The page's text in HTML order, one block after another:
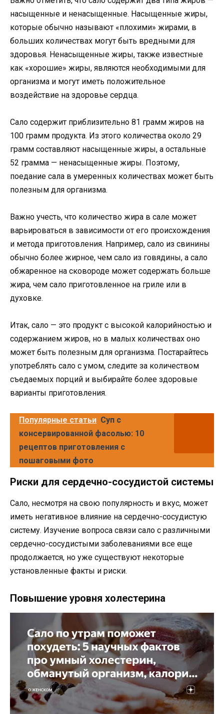
насыщенные и ненасыщенные. Насыщенные жиры,
которые обычно называют «плохими» жирами, в
больших количествах могут быть вредными для
здоровья. Ненасыщенные жиры, также известные
как «хорошие» жиры, являются необходимыми для
организма и могут иметь положительное
воздействие на здоровье сердца.
Сало содержит приблизительно 81 грамм жиров на
100 грамм продукта. Из этого количества около 29
грамм составляют насыщенные жиры, а остальные
52 грамма — ненасыщенные жиры. Поэтому,
поедание сала в умеренных количествах может быть
полезным для организма.
Важно учесть, что количество жира в сале может
варьироваться в зависимости от его происхождения
и метода приготовления. Например, сало из свинины
обычно более жирное, чем сало из говядины, а сало
обжаренное на сковороде может содержать больше
жира, чем сало приготовленное на гриле или в
духовке.
Итак, сало — это продукт с высокой калорийностью и
содержанием жиров, но в малых количествах оно
может быть полезным для организма. Постарайтесь
употреблять сало с умом, следите за количеством
съедаемых порций и выбирайте более здоровые
варианты приготовления.
Популярные статьи Суп с
консервированной фасолью: 10
рецептов приготовления с
пошаговыми фото
Риски для сердечно-сосудистой системы
Сало, несмотря на свою популярность и вкус, может
иметь негативное влияние на сердечно-сосудистую
систему. Изучение вопроса связи сало с различными
сердечно-сосудистыми заболеваниями все еще
продолжается, но уже существуют некоторые
установленные факты и риски.
Повышение уровня холестерина